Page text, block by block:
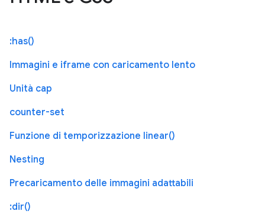
:has()
Immagini e iframe con caricamento lento
Unità cap
counter-set
Funzione di temporizzazione linear()
Nesting
Precaricamento delle immagini adattabili
:dir()